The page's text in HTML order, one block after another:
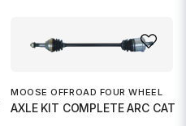
MOOSE OFFROAD FOUR WHEEL
AXLE KIT COMPLETE ARC CAT